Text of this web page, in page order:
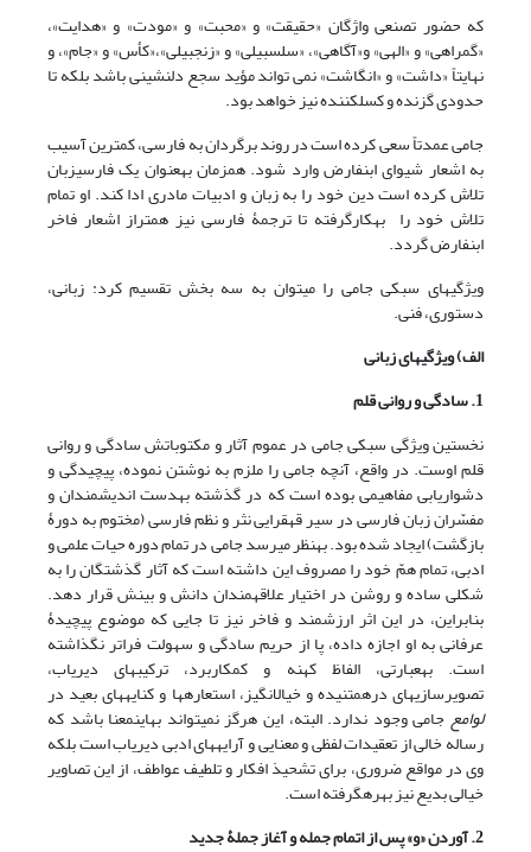
که حضور تصنعی واژگان «حقیقت» و «محبت» و «مودت» و «هدایت»،
«گمراهی» و «الهی» و«آگاهی»، «سلسبیلی» و «زنجبیلی»،«کأس» و «جام»، و
نهایتاً «داشت» و «انگاشت» نمی تواند مؤید سجع دلنشینی باشد بلکه تا
حدودی گزنده و کسل‏‏کننده نیز خواهد بود.
جامی عمدتاً سعی کرده است در روند برگردان به فارسی، کمترین آسیب
به اشعار شیوای ابن‏فارض وارد شود. همزمان به‏عنوان یک فارسی‏زبان
تلاش کرده است دین خود را به زبان و ادبیات مادری ادا کند. او تمام
تلاش خود را به‏کارگرفته تا ترجمۀ فارسی نیز همتراز اشعار فاخر
ابن‏فارض گردد.
ویژگی‏های سبکی جامی را می‏توان به سه بخش تقسیم کرد: زبانی،
دستوری، فنی.
الف) ویژگی‏های زبانی
1. سادگی و روانی قلم
نخستین ویژگی سبکی جامی در عموم آثار و مکتوباتش سادگی و روانی
قلم اوست. در واقع، آنچه جامی را ملزم به نوشتن نموده، پیچیدگی و
دشواریابی مفاهیمی بوده است که در گذشته به‏دست اندیشمندان و
مفسّران زبان فارسی در سیر قهقرایی نثر و نظم فارسی (مختوم به دورۀ
بازگشت) ایجاد شده بود. به‏نظر می‏رسد جامی در تمام دوره حیات علمی و
ادبی، تمام همّ خود را مصروف این داشته است که آثار گذشتگان را به
شکلی ساده و روشن در اختیار علاقه‏مندان دانش و بینش قرار دهد.
بنابراین، در این اثر ارزشمند و فاخر نیز تا جایی که موضوع پیچیدۀ
عرفانی به او اجازه داده، پا از حریم سادگی و سهولت فراتر نگذاشته
است. به‏عبارتی، الفاظ کهنه و کم‏کاربرد، ترکیب‏های دیریاب،
تصویرسازی‏های درهم‏تنیده و خیال‏انگیز، استعاره‏ها و کنایه‏های بعید در
لوامع جامی وجود ندارد. البته، این هرگز نمی‏تواند به‏این‏معنا باشد که
رساله خالی از تعقیدات لفظی و معنایی و آرایه‏های ادبی دیریاب است بلکه
وی در مواقع ضروری، برای تشحیذ افکار و تلطیف عواطف، از این تصاویر
خیالی بدیع نیز بهره‏گرفته است.
2. آوردن «و» پس از اتمام جمله و آغاز جملۀ جدید